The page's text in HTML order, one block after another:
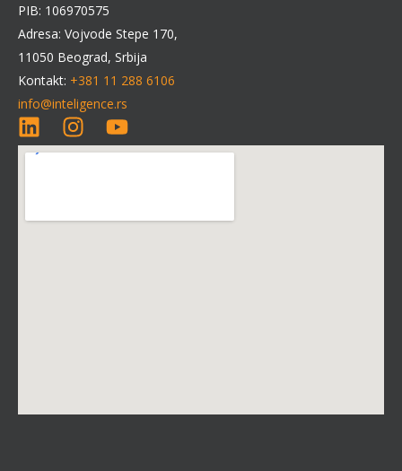
PIB: 106970575
Adresa: Vojvode Stepe 170,
11050 Beograd, Srbija
Kontakt: +381 11 288 6106
info@inteligence.rs